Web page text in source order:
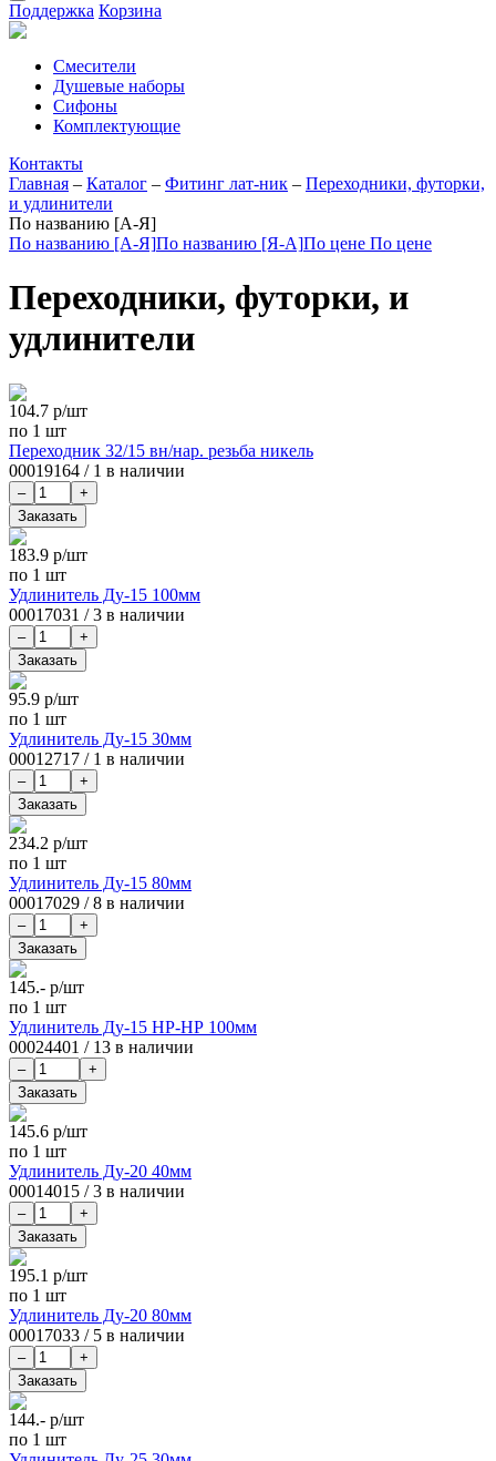
Поддержка Корзина
Смесители
Душевые наборы
Сифоны
Комплектующие
Контакты
Главная – Каталог – Фитинг лат-ник – Переходники, футорки,
и удлинители
По названию [А-Я]
По названию [А-Я]По названию [Я-А]По цене По цене
Переходники, футорки, и
удлинители
104.7 р/шт
по 1 шт
Переходник 32/15 вн/нар. резьба никель
00019164 / 1 в наличии
183.9 р/шт
по 1 шт
Удлинитель Ду-15 100мм
00017031 /3 в наличии
95.9 р/шт
по 1 шт
Удлинитель Ду-15 30мм
00012717 / 1 в наличии
234.2 р/шт
по 1 шт
Удлинитель Ду-15 80мм
00017029 /8 в наличии
145.- р/шт
по 1 шт
Удлинитель Ду-15 НР-НР 100мм
00024401 / 13 в наличии
145.6 р/шт
по 1 шт
Удлинитель Ду-20 40мм
00014015 /3 в наличии
195.1 р/шт
по 1 шт
Удлинитель Ду-20 80мм
00017033 / 5 в наличии
144.- р/шт
по 1 шт